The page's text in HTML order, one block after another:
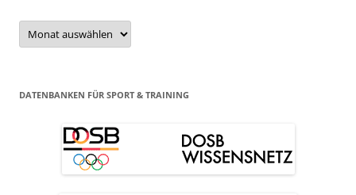
Archiv
DATENBANKEN FÜR SPORT & TRAINING